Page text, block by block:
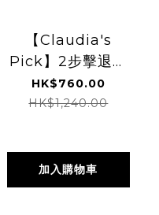
【Claudia's
Pick】2步擊退痘
痘組合
HK$760.00
HK$1,240.00
加入購物車